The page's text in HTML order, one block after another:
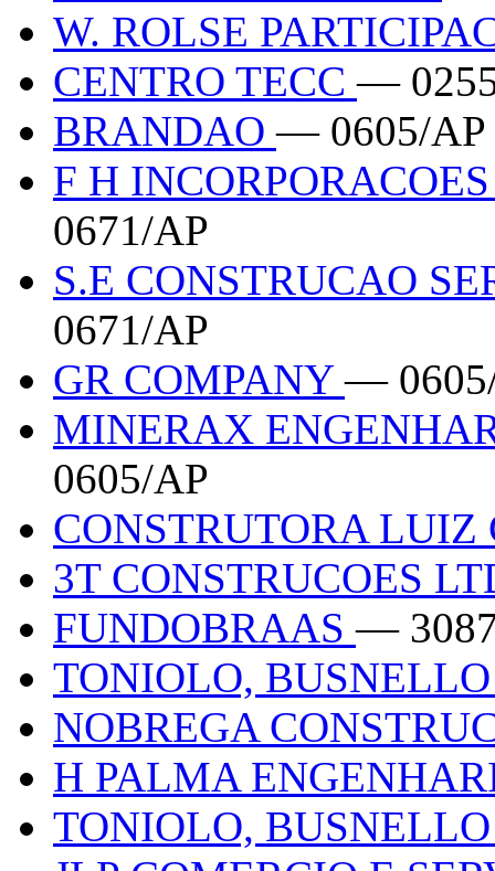
W. ROLSE
CENTRO TECC—
BRANDAO— 0605/AP
F H
0671/AP
S.E CONSTRUCAO
0671/AP
GR COMPANY—
MINERAX
0605/AP
CONSTRUTORA
3T CONSTRUCOES
FUNDOBRAAS—
TONIOLO,
NOBREGA
H PALMA
TONIOLO,